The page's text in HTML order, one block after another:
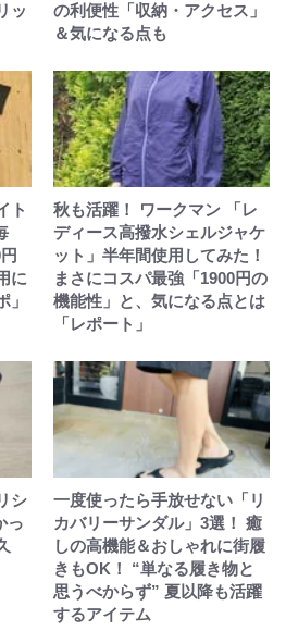
ッ
の利便性「収納・アクセス」
＆気になる点も
ト
に
秋も活躍！ ワークマン 「レ
ディース高撥水シェルジャケ
ット」半年間使用してみた！
まさにコスパ最強「1900円の
機能性」と、気になる点とは
「レポート」
シ
っ
一度使ったら手放せない「リ
カバリーサンダル」3選！ 癒
しの高機能＆おしゃれに街履
きもOK！ “単なる履き物と
思うべからず” 夏以降も活躍
するアイテム